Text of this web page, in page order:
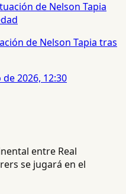
de Nelson Tapia tras
2026, 12:30